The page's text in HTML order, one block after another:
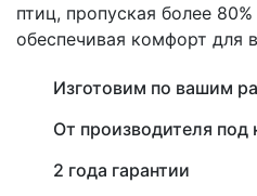
птиц, пропуская более
обеспечивая комфорт для
Изготовим по вашим
От производителя под
2 года гарантии